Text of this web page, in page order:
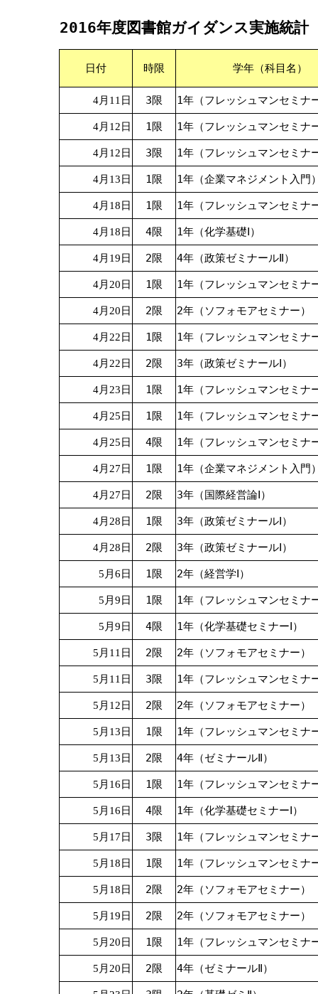
2016年度図書館ガイダンス実施統計
日付 時限 学年（科目名）
4月11日 3限 1年（フレッシュマンセミナ
4月12日 1限 1年（フレッシュマンセミナ
4月12日 3限 1年（フレッシュマンセミナ
4月13日 1限 1年（企業マネジメント入門
4月18日 1限 1年（フレッシュマンセミナ
4月18日 4限 1年（化学基礎Ⅰ）
4月19日 2限 4年（政策ゼミナールⅡ）
4月20日 1限 1年（フレッシュマンセミナ
4月20日 2限 2年（ソフォモアセミナー）
4月22日 1限 1年（フレッシュマンセミナ
4月22日 2限 3年（政策ゼミナールⅠ）
4月23日 1限 1年（フレッシュマンセミナ
4月25日 1限 1年（フレッシュマンセミナ
4月25日 4限 1年（フレッシュマンセミナ
4月27日 1限 1年（企業マネジメント入門
4月27日 2限 3年（国際経営論Ⅰ）
4月28日 1限 3年（政策ゼミナールⅠ）
4月28日 2限 3年（政策ゼミナールⅠ）
5月6日 1限 2年（経営学Ⅰ）
5月9日 1限 1年（フレッシュマンセミナ
5月9日 4限 1年（化学基礎セミナーⅠ）
5月11日 2限 2年（ソフォモアセミナー）
5月11日 3限 1年（フレッシュマンセミナ
5月12日 2限 2年（ソフォモアセミナー）
5月13日 1限 1年（フレッシュマンセミナ
5月13日 2限 4年（ゼミナールⅡ）
5月16日 1限 1年（フレッシュマンセミナ
5月16日 4限 1年（化学基礎セミナーⅠ）
5月17日 3限 1年（フレッシュマンセミナ
5月18日 1限 1年（フレッシュマンセミナ
5月18日 2限 2年（ソフォモアセミナー）
5月19日 2限 2年（ソフォモアセミナー）
5月20日 1限 1年（フレッシュマンセミナ
5月20日 2限 4年（ゼミナールⅡ）